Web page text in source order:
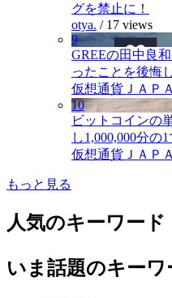
グを禁止に！
otya. / 17 views
9
GREEの田中良
ったことを後悔
仮想通貨ＪＡＰ
10
ビットコインの
し1,000,000分の1
仮想通貨ＪＡＰ
もっと見る
人気のキーワード
いま話題のキーワ